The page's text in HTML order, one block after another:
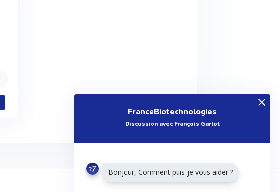
FranceBiotechnologies
Discussion avec François Garlot
Bonjour, Comment puis-je vous aider ?